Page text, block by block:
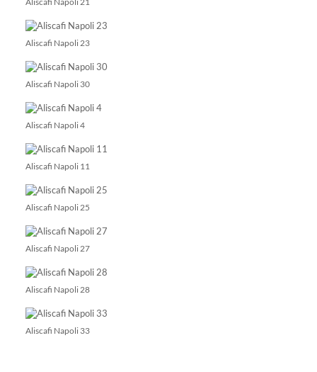
Aliscafi Napoli 23
Aliscafi Napoli 30
Aliscafi Napoli 4
Aliscafi Napoli 11
Aliscafi Napoli 25
Aliscafi Napoli 27
Aliscafi Napoli 28
Aliscafi Napoli 33